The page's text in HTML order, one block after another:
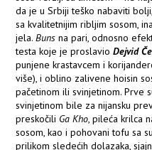
da je u Srbiji teško nabaviti
sa kvalitetnijim ribljim sosom,
jela.Buns na pari, odnosno
testa koje je proslavioDejvid
punjene krastavcem i
više), i oblino zalivene hoisin
pačetinom ili svinjetinom. Prve
svinjetinom bile za nijansku
preskočili Ga Kho, pileća krilca
sosom, kao i pohovani tofu sa
prilikom sledećih dolazaka,